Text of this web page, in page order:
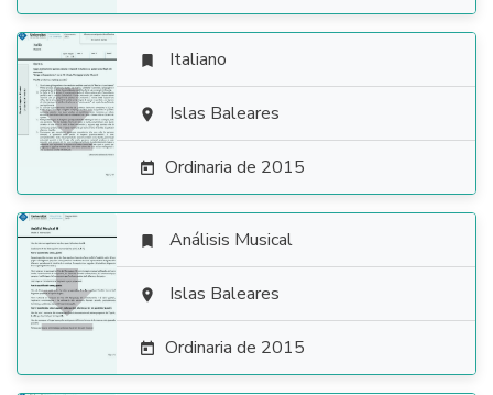

 Italiano
 Islas Baleares
 Ordinaria de 2015

 Análisis Musical
 Islas Baleares
 Ordinaria de 2015